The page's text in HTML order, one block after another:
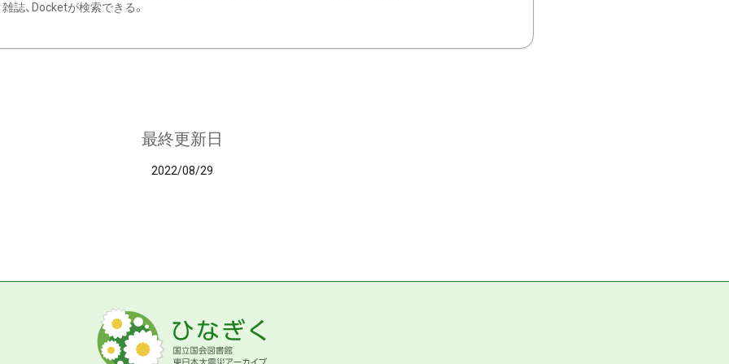
雑誌、Docketが検索できる。
最終更新日
2022/08/29